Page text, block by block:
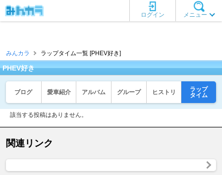
メニュー
ログイン
みんカラ ラップタイム一覧 [PHEV好き]
PHEV好き
ブログ 愛車紹介 アルバム グループ ヒストリ
ラップ
タイム
該当する投稿はありません。
関連リンク